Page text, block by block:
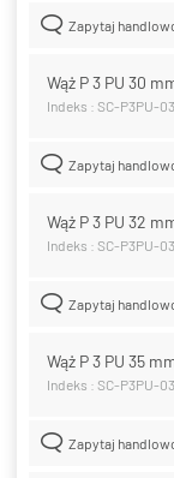
Zapytaj
Wąż P 3 PU 30
Indeks : SC-P3PU-
Zapytaj
Wąż P 3 PU 32
Indeks : SC-P3PU-
Zapytaj
Wąż P 3 PU 35
Indeks : SC-P3PU-
Zapytaj